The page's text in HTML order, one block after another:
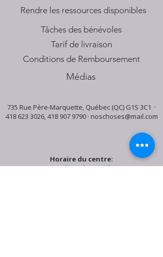
​Rendre les ressources disponibles
Tâches des bénévoles
Tarif de livraison
Conditions de Remboursement
Médias
735 Rue Père-Marquette, Québec (QC) G1S 3C1 ·
418 623 3026,418 907 9790· noschoses@mail.com
Horaire du centre:
Mardi: 9:30h - 16:30h